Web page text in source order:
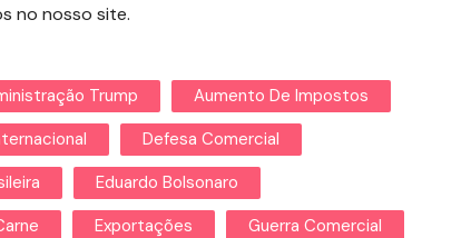
no nosso site.
Trump
Aumento De Impostos
Defesa Comercial
Eduardo Bolsonaro
Exportações
Guerra Comercial